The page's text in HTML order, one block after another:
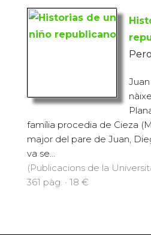
família procedia de Cieza
major del pare de Juan,
va se...
(Publicacions de la
361 pàg. · 18 €